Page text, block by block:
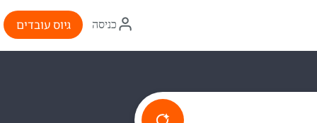
איקון
התחברות
כניסה גיוס עובדים